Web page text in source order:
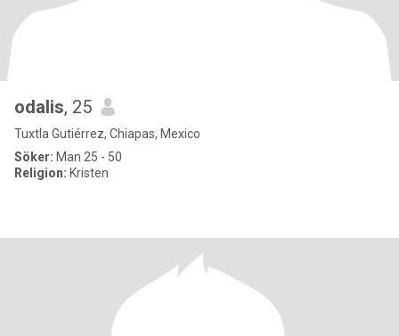
odalis, 25
Tuxtla Gutiérrez, Chiapas, Mexico
Söker: Man 25 - 50
Religion: Kristen